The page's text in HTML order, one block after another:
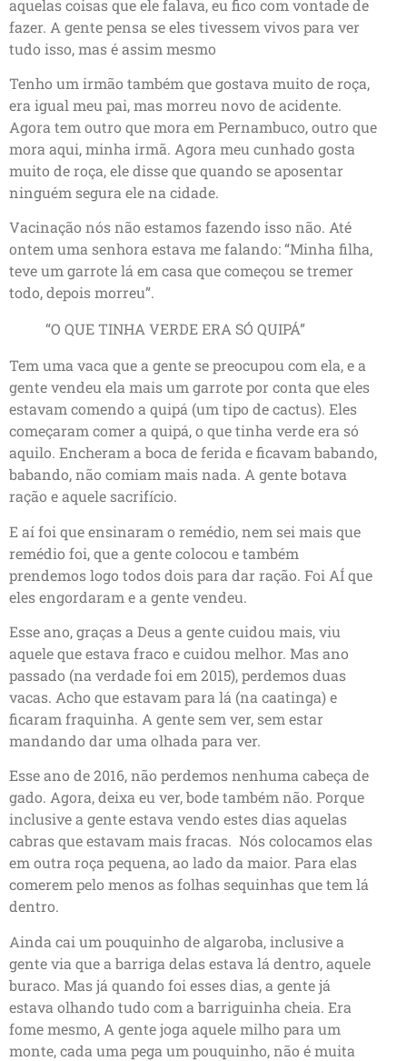
aquelas coisas que ele falava, eu fico com vontade de
fazer. A gente pensa se eles tivessem vivos para ver
tudo isso, mas é assim mesmo
Tenho um irmão também que gostava muito de roça,
era igual meu pai, mas morreu novo de acidente.
Agora tem outro que mora em Pernambuco, outro que
mora aqui, minha irmã. Agora meu cunhado gosta
muito de roça, ele disse que quando se aposentar
ninguém segura ele na cidade.
Vacinação nós não estamos fazendo isso não. Até
ontem uma senhora estava me falando: “Minha filha,
teve um garrote lá em casa que começou se tremer
todo, depois morreu”.
“O QUE TINHA VERDE ERA SÓ QUIPÁ”
Tem uma vaca que a gente se preocupou com ela, e a
gente vendeu ela mais um garrote por conta que eles
estavam comendo a quipá (um tipo de cactus). Eles
começaram comer a quipá, o que tinha verde era só
aquilo. Encheram a boca de ferida e ficavam babando,
babando, não comiam mais nada. A gente botava
ração e aquele sacrifício.
E aí foi que ensinaram o remédio, nem sei mais que
remédio foi, que a gente colocou e também
prendemos logo todos dois para dar ração. Foi AÍ que
eles engordaram e a gente vendeu.
Esse ano, graças a Deus a gente cuidou mais, viu
aquele que estava fraco e cuidou melhor. Mas ano
passado (na verdade foi em 2015), perdemos duas
vacas. Acho que estavam para lá (na caatinga) e
ficaram fraquinha. A gente sem ver, sem estar
mandando dar uma olhada para ver.
Esse ano de 2016, não perdemos nenhuma cabeça de
gado. Agora, deixa eu ver, bode também não. Porque
inclusive a gente estava vendo estes dias aquelas
cabras que estavam mais fracas. Nós colocamos elas
em outra roça pequena, ao lado da maior. Para elas
comerem pelo menos as folhas sequinhas que tem lá
dentro.
Ainda cai um pouquinho de algaroba, inclusive a
gente via que a barriga delas estava lá dentro, aquele
buraco. Mas já quando foi esses dias, a gente já
estava olhando tudo com a barriguinha cheia. Era
fome mesmo, A gente joga aquele milho para um
monte, cada uma pega um pouquinho, não é muita